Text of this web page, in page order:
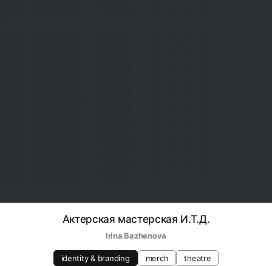
Актерская мастерская И.Т.Д.
Irina Bazhenova
identity & branding merch
theatre